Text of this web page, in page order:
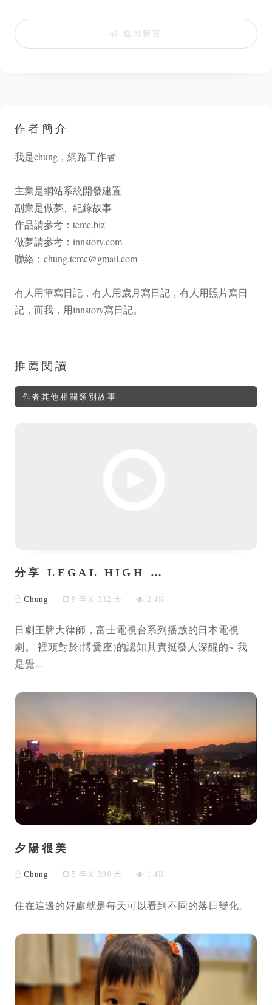
送出留言
作者簡介
我是chung，網路工作者
主業是網站系統開發建置
副業是做夢、紀錄故事
作品請參考： teme.biz
做夢請參考： innstory.com
聯絡： chung.teme@gmail.com
有人用筆寫日記，有人用歲月寫日記，有人用照片寫日
記，而我，用innstory寫日記。
推薦閱讀
作者其他相關類別故事
分享 LEGAL HIGH …
Chung 9 年又 332 天 2.4K
日劇王牌大律師，富士電視台系列播放的日本電視
劇。 裡頭對於(博愛座)的認知其實挺發人深醒的~ 我
是覺...
夕陽很美
Chung 5 年又 306 天 1.4K
住在這邊的好處就是每天可以看到不同的落日變化。